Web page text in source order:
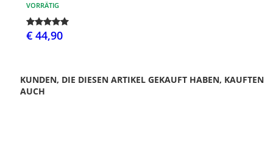
VORRÄTIG
€ 44,90
KUNDEN, DIE DIESEN ARTIKEL GEKAUFT HABEN, KAUFTEN
AUCH